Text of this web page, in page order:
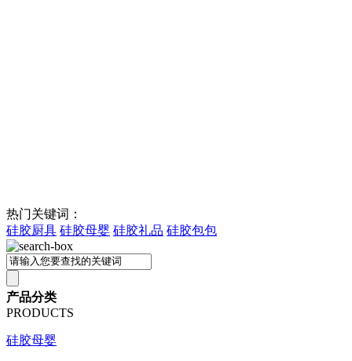
热门关键词：
硅胶厨具 硅胶母婴 硅胶礼品 硅胶包包
产品分类
PRODUCTS
硅胶母婴